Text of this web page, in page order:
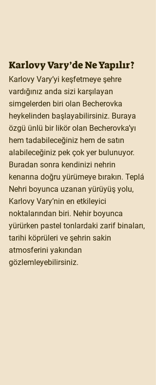
Karlovy Vary’de Ne Yapılır?
Karlovy Vary’yi keşfetmeye şehre
vardığınız anda sizi karşılayan
simgelerden biri olan Becherovka
heykelinden başlayabilirsiniz. Buraya
özgü ünlü bir likör olan Becherovka’yı
hem tadabileceğiniz hem de satın
alabileceğiniz pek çok yer bulunuyor.
Buradan sonra kendinizi nehrin
kenarına doğru yürümeye bırakın. Teplá
Nehri boyunca uzanan yürüyüş yolu,
Karlovy Vary’nin en etkileyici
noktalarından biri. Nehir boyunca
yürürken pastel tonlardaki zarif binaları,
tarihi köprüleri ve şehrin sakin
atmosferini yakından
gözlemleyebilirsiniz.